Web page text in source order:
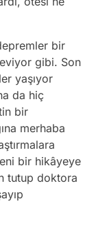
bir
gibi. Son
yaşıyor
da hiç
bir
merhaba
bir hikâyeye
tutup doktora